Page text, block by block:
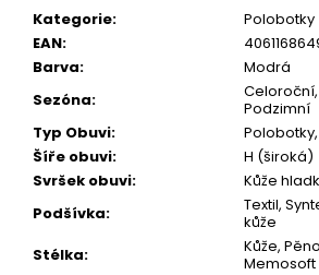
Kategorie:
Polobotky
EAN:
Barva:
Modrá
Sezóna:
Podzimní
Typ Obuvi:
Šíře obuvi:
H (široká)
Svršek obuvi:
Kůže
Podšívka:
Textil,
kůže
Stélka:
Kůže,
Memosoft
999
Kč
Původně:
599
Kč